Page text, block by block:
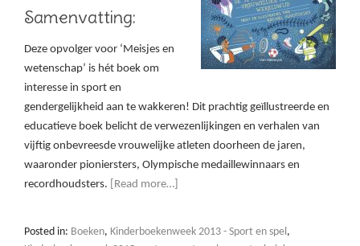
Samenvatting:
Deze opvolger voor ‘Meisjes en
wetenschap’ is hét boek om
interesse in sport en
gendergelijkheid aan te wakkeren! Dit prachtig geïllustreerde en
educatieve boek belicht de verwezenlijkingen en verhalen van
vijftig onbevreesde vrouwelijke atleten doorheen de jaren,
waaronder pioniersters, Olympische medaillewinnaars en
recordhoudsters.
[Read more…]
Posted in: Boeken, Kinderboekenweek 2013 - Sport en spel,